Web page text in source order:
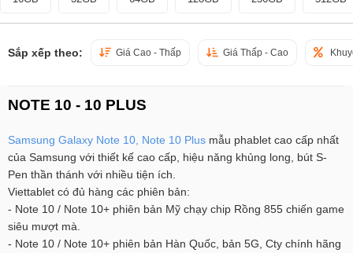
Sắp xếp theo: Giá Cao - Thấp Giá Thấp - Cao
NOTE 10 - 10 PLUS
Samsung Galaxy Note 10, Note 10 Plus mẫu phablet cao cấp nhất
của Samsung với thiết kế cao cấp, hiệu năng khủng long, bút S-
Pen thần thánh với nhiều tiện ích.
Viettablet có đủ hàng các phiên bản:
- Note 10 / Note 10+ phiên bản Mỹ chạy chip Rồng 855 chiến game
siêu mượt mà.
- Note 10 / Note 10+ phiên bản Hàn Quốc, bản 5G, Cty chính hãng